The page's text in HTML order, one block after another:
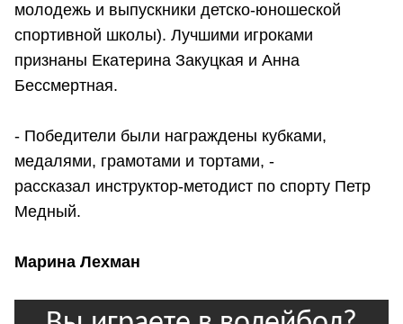
молодежь и выпускники детско-юношеской
спортивной школы). Лучшими игроками
признаны Екатерина Закуцкая и Анна
Бессмертная.
- Победители были награждены кубками,
медалями, грамотами и тортами, -
рассказал инструктор-методист по спорту Петр
Медный.
Марина Лехман